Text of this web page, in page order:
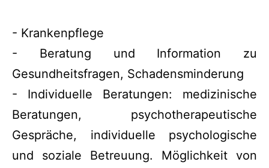
- Krankenpflege
- Beratung und Information zu
Gesundheitsfragen, Schadensminderung
- Individuelle Beratungen: medizinische
Beratungen, psychotherapeutische
Gespräche, individuelle psychologische
und soziale Betreuung. Möglichkeit von